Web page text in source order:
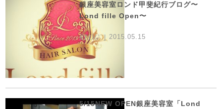
銀座美容室ロンド甲斐紀行ブログ〜
Lond fille Open〜
BLOG 2015.05.15
5/15NEW OPEN銀座美容室「Lond